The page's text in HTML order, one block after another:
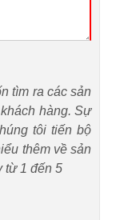
tìm ra các sản
hàng. Sự
tôi tiến bộ
thêm về sản
từ 1 đến 5